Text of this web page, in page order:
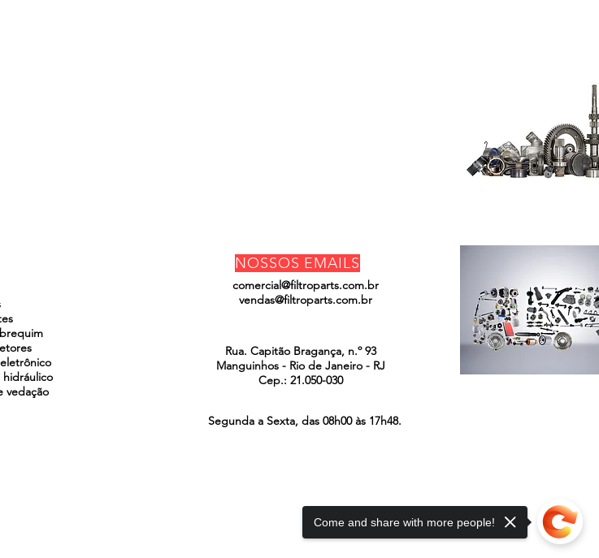
vedação
NOSSOS EMAILS
comercial@filtroparts.com.br
vendas@filtroparts.com.br
Rua. Capitão Bragança, n.º 93
Manguinhos - Rio de Janeiro - RJ
Cep.: 21.050-030
Segunda a Sexta, das 08h00 às 17h48.
Come and share with more people!